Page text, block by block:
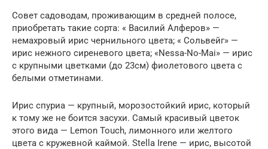
Совет садоводам, проживающим в средней полосе,
приобретать такие сорта: « Василий Алферов» —
немахровый ирис чернильного цвета; « Сольвейг» —
ирис нежного сиреневого цвета; «Nessa-No-Mai» — ирис
с крупными цветками (до 23см) фиолетового цвета с
белыми отметинами.
Ирис спуриа — крупный, морозостойкий ирис, который
к тому же не боится засухи. Самый красивый цветок
этого вида — Lemon Touch, лимонного или желтого
цвета с кружевной каймой. Stella Irene — ирис, высотой